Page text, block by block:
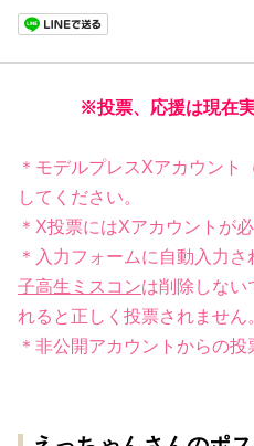
※投票、応援は現在
＊モデルプレスXアカウント
してください。
＊X投票にはXアカウントが必
＊入力フォームに自動入力
子高生ミスコンは削除しない
れると正しく投票されません
＊非公開アカウントからの投